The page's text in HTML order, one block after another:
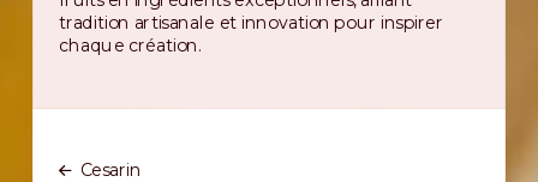
tradition artisanale et innovation pour inspirer
chaque création.
Cesarin